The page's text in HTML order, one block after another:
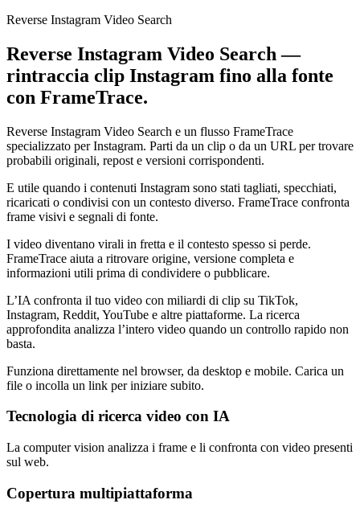
Reverse Instagram Video Search
Reverse Instagram Video Search —
rintraccia clip Instagram fino alla fonte
con FrameTrace.
Reverse Instagram Video Search e un flusso FrameTrace
specializzato per Instagram. Parti da un clip o da un URL per trovare
probabili originali, repost e versioni corrispondenti.
E utile quando i contenuti Instagram sono stati tagliati, specchiati,
ricaricati o condivisi con un contesto diverso. FrameTrace confronta
frame visivi e segnali di fonte.
I video diventano virali in fretta e il contesto spesso si perde.
FrameTrace aiuta a ritrovare origine, versione completa e
informazioni utili prima di condividere o pubblicare.
L’IA confronta il tuo video con miliardi di clip su TikTok,
Instagram, Reddit, YouTube e altre piattaforme. La ricerca
approfondita analizza l’intero video quando un controllo rapido non
basta.
Funziona direttamente nel browser, da desktop e mobile. Carica un
file o incolla un link per iniziare subito.
Tecnologia di ricerca video con IA
La computer vision analizza i frame e li confronta con video presenti
sul web.
Copertura multipiattaforma